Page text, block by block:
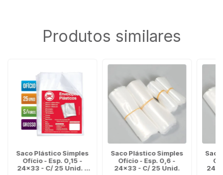
Produtos similares
Saco Plástico Simples
Ofício - Esp. 0,15 -
24x33 - C/ 25 Unid. -
Saco Plástico Simples
Ofício - Esp. 0,6 -
24x33 - C/ 25 Unid.